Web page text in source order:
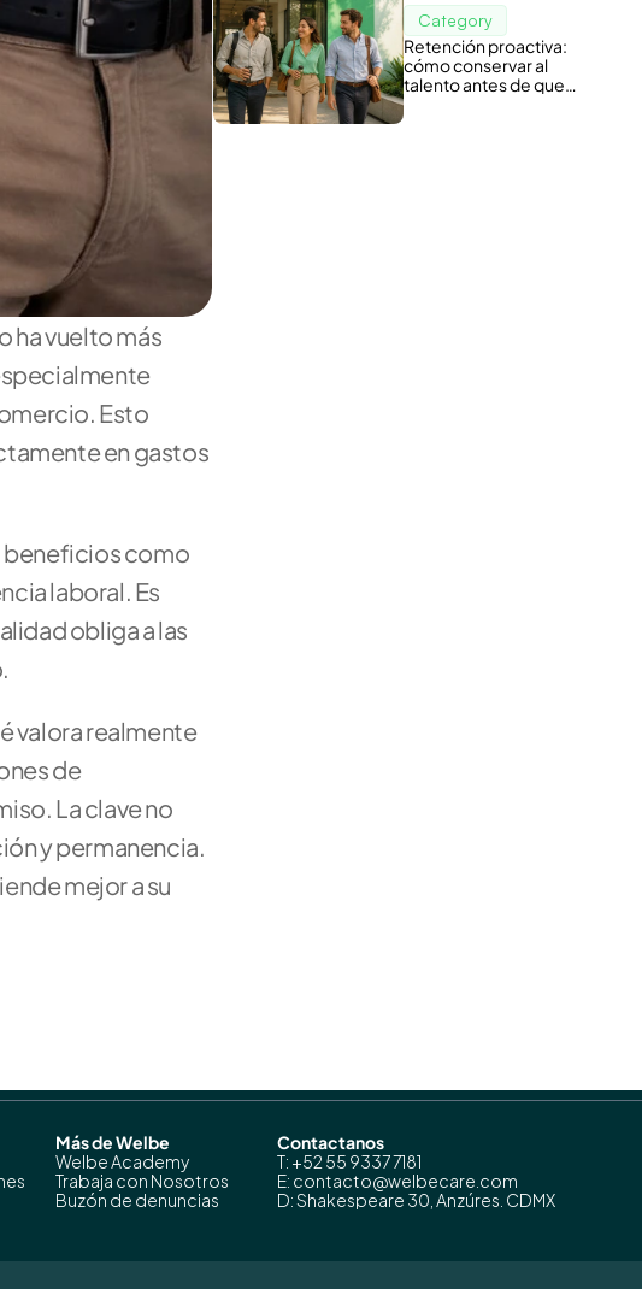
ha vuelto más
Esto
en gastos
beneficios como
laboral. Es
obliga a las
valora realmente
de
La clave no
y permanencia.
mejor a su
Category
Retención proactiva:
cómo conservar al
talento antes de que
Más de Welbe
Welbe Academy
Trabaja con Nosotros
Buzón de denuncias
Contactanos
T: +52 55 9337 7181
E: contacto@welbecare.com
D: Shakespeare 30, Anzúres. CDMX